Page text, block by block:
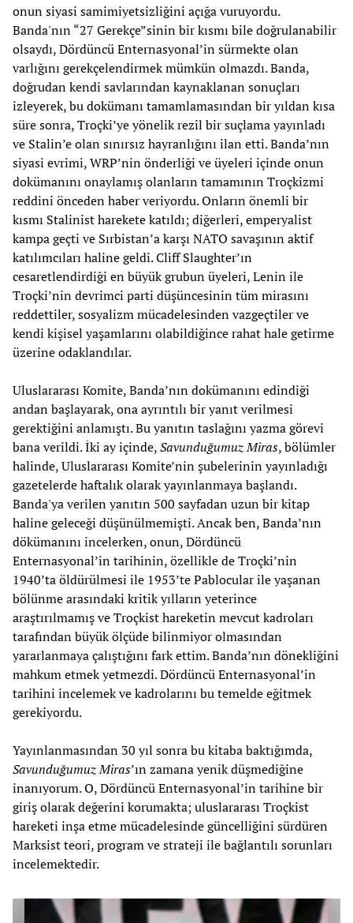
onun siyasi samimiyetsizliğini açığa vuruyordu.
Banda'nın “27 Gerekçe”sinin bir kısmı bile doğrulanabilir
olsaydı, Dördüncü Enternasyonal’in sürmekte olan
varlığını gerekçelendirmek mümkün olmazdı. Banda,
doğrudan kendi savlarından kaynaklanan sonuçları
izleyerek, bu dokümanı tamamlamasından bir yıldan kısa
süre sonra, Troçki’ye yönelik rezil bir suçlama yayınladı
ve Stalin’e olan sınırsız hayranlığını ilan etti. Banda’nın
siyasi evrimi, WRP’nin önderliği ve üyeleri içinde onun
dokümanını onaylamış olanların tamamının Troçkizmi
reddini önceden haber veriyordu. Onların önemli bir
kısmı Stalinist harekete katıldı; diğerleri, emperyalist
kampa geçti ve Sırbistan’a karşı NATO savaşının aktif
katılımcıları haline geldi. Cliff Slaughter’ın
cesaretlendirdiği en büyük grubun üyeleri, Lenin ile
Troçki’nin devrimci parti düşüncesinin tüm mirasını
reddettiler, sosyalizm mücadelesinden vazgeçtiler ve
kendi kişisel yaşamlarını olabildiğince rahat hale getirme
üzerine odaklandılar.
Uluslararası Komite, Banda’nın dokümanını edindiği
andan başlayarak, ona ayrıntılı bir yanıt verilmesi
gerektiğini anlamıştı. Bu yanıtın taslağını yazma görevi
bana verildi. İki ay içinde,Savunduğumuz Miras, bölümler
halinde, Uluslararası Komite’nin şubelerinin yayınladığı
gazetelerde haftalık olarak yayınlanmaya başlandı.
Banda'ya verilen yanıtın 500 sayfadan uzun bir kitap
haline geleceği düşünülmemişti. Ancak ben, Banda’nın
dökümanını incelerken, onun, Dördüncü
Enternasyonal’in tarihinin, özellikle de Troçki’nin
1940’ta öldürülmesi ile 1953’te Pablocular ile yaşanan
bölünme arasındaki kritik yılların yeterince
araştırılmamış ve Troçkist hareketin mevcut kadroları
tarafından büyük ölçüde bilinmiyor olmasından
yararlanmaya çalıştığını fark ettim. Banda’nın dönekliğini
mahkum etmek yetmezdi. Dördüncü Enternasyonal’in
tarihini incelemek ve kadrolarını bu temelde eğitmek
gerekiyordu.
Yayınlanmasından 30 yıl sonra bu kitaba baktığımda,
Savunduğumuz Miras’ın zamana yenik düşmediğine
inanıyorum. O, Dördüncü Enternasyonal’in tarihine bir
giriş olarak değerini korumakta; uluslararası Troçkist
hareketi inşa etme mücadelesinde güncelliğini sürdüren
Marksist teori, program ve strateji ile bağlantılı sorunları
incelemektedir.